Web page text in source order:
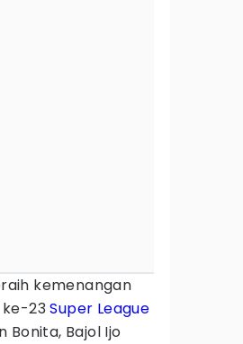
kemenangan
ke-23Super League
Bonita, Bajol Ijo